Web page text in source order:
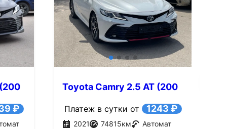
+10
Смотреть все фото
₽
Toyota Camry 2.5 AT (200
Платеж в сутки от 1243 ₽
2021 74815км
Автомат